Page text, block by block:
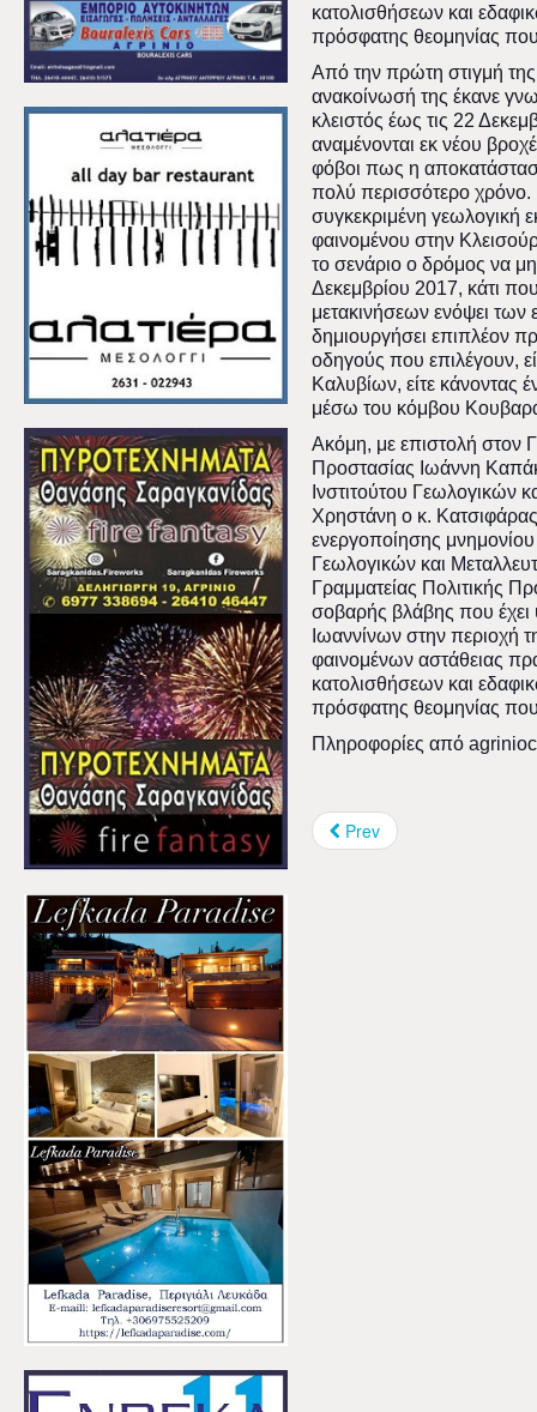
κατολισθήσεων και
πρόσφατης θεομηνίας
Από την πρώτη στιγμή
ανακοίνωσή της έκανε
κλειστός έως τις 22
αναμένονται εκ νέου
φόβοι πως η
πολύ περισσότερο
συγκεκριμένη γεωλογική
φαινομένου στην
το σενάριο ο δρόμος να
Δεκεμβρίου 2017, κάτι
μετακινήσεων ενόψει
δημιουργήσει επιπλέον
οδηγούς που επιλέγουν,
Καλυβίων, είτε κάνοντας
μέσω του κόμβου
Ακόμη, με επιστολή στον
Προστασίας Ιωάννη
Ινστιτούτου Γεωλογικών
Χρηστάνη ο κ.
ενεργοποίησης μνημονίου
Γεωλογικών και
Γραμματείας Πολιτικής
σοβαρής βλάβης που έχει
Ιωαννίνων στην περιοχή
φαινομένων αστάθειας
κατολισθήσεων και
πρόσφατης θεομηνίας
Πληροφορίες από
Prev